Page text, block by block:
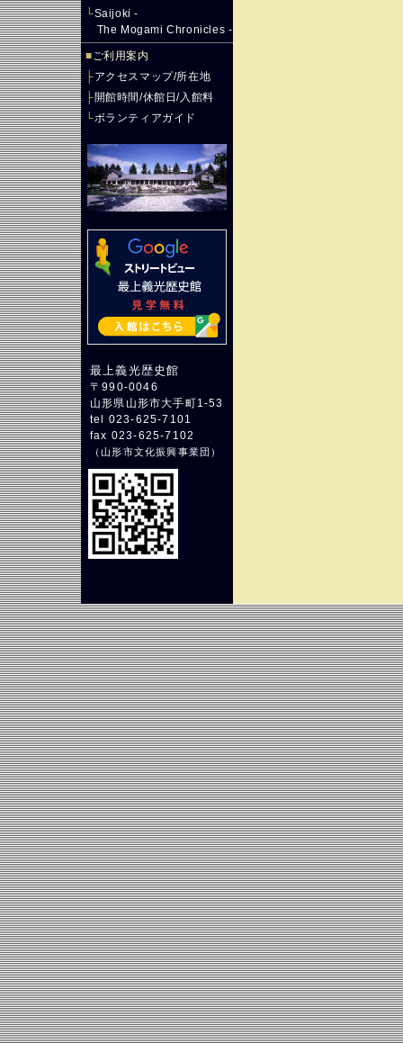
└Saijoki -
The Mogami Chronicles -
■ご利用案内
├アクセスマップ/所在地
├開館時間/休館日/入館料
└ボランティアガイド
最上義光歴史館
〒990-0046
山形県山形市大手町1-53
tel 023-625-7101
fax 023-625-7102
（山形市文化振興事業団 ）